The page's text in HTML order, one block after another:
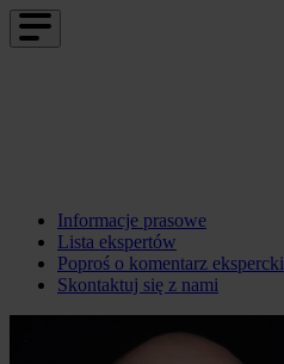
Informacje prasowe
Lista ekspertów
Poproś o komentarz ekspercki
Skontaktuj się z nami